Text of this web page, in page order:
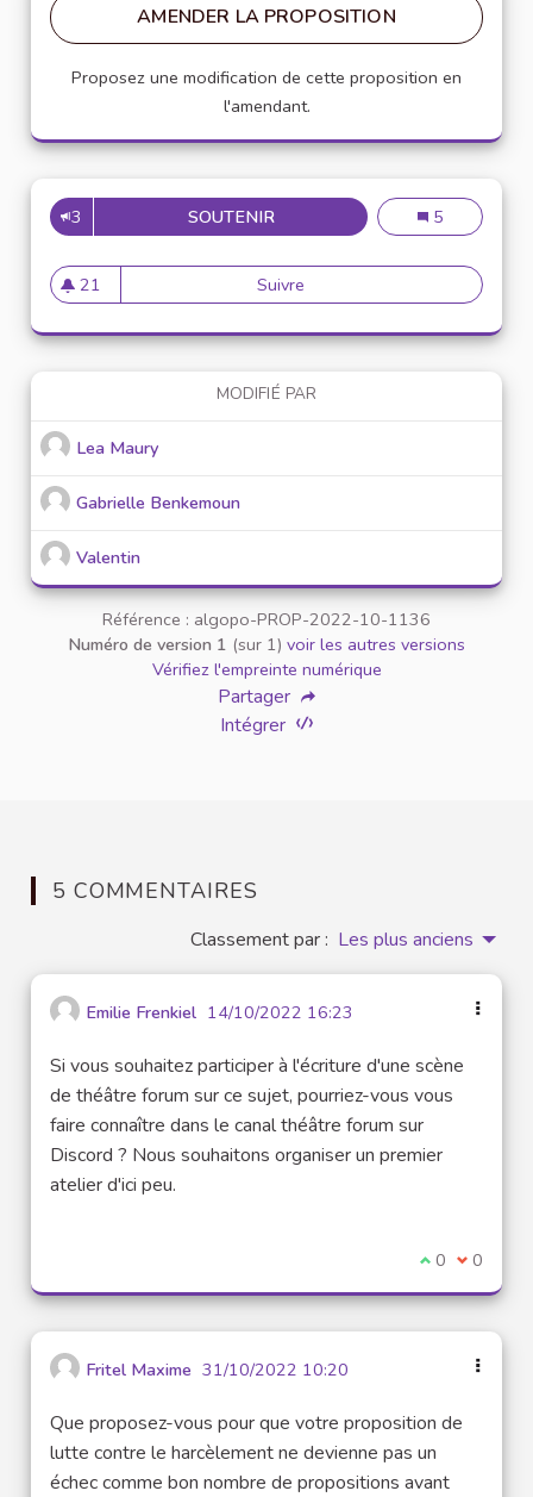
AMENDER LA PROPOSITION
Proposez une modification de cette proposition en
l'amendant.
3 SOUTENIRPRÉVENTION CONTRE LE
Prévention
5
21
21 abonnés
Suivre Prévention contre le cyber-
MODIFIÉ PAR
Lea Maury
Gabrielle Benkemoun
Valentin
Référence : algopo-PROP-2022-10-1136
Numéro de version 1 (sur 1) voir les autres versions
Vérifiez l'empreinte numérique
Partager
Intégrer
5 COMMENTAIRES
Classement par : Les plus anciens
Emilie Frenkiel 14/10/2022 16:23
Si vous souhaitez participer à l'écriture d'une scène
de théâtre forum sur ce sujet, pourriez-vous vous
faire connaître dans le canal théâtre forum sur
Discord ? Nous souhaitons organiser un premier
atelier d'ici peu.
Je suis
0 Je ne
0
Fritel Maxime 31/10/2022 10:20
Que proposez-vous pour que votre proposition de
lutte contre le harcèlement ne devienne pas un
échec comme bon nombre de propositions avant